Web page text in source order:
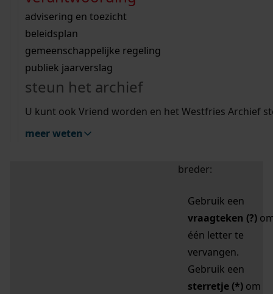
bouwvergunningen
omgevingsvergunningen
vergunningen
beeld en geluid
uitleg nodig?
Wij helpen u op weg met een aantal zoektips.
bekijk alle zoektips
Wij helpen u op weg met een aantal zoektips.
bekijk alle zoektips
bekijk ons geschiedenislokaal
advisering en toezicht
beleidsplan
gemeenschappelijke regeling
publiek jaarverslag
steun het archief
U kunt ook Vriend worden en het Westfries Archief
meer weten
zoektips
Mijn Studiezaal (inloggen)
uw zoekopdracht te
breder:
Gebruik een
vraagteken (?)
één letter te
vervangen.
Gebruik een
sterretje (*) om